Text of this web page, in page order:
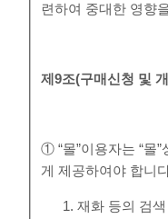
련하여 중대한 영향
제9조(구매신청 및
① “몰”이용자는 “몰
게 제공하여야 합니
재화 등의 검